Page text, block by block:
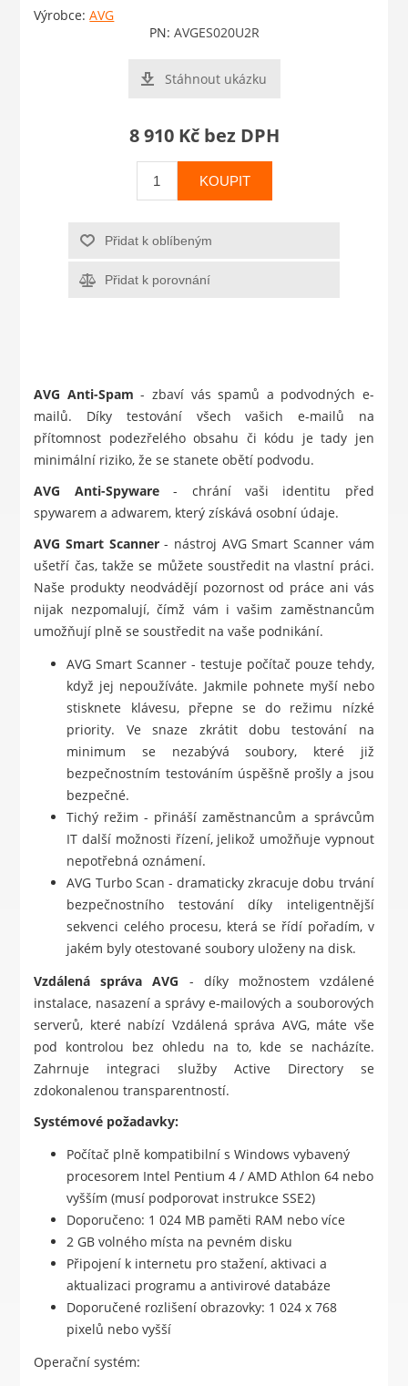
Výrobce: AVG
PN: AVGES020U2R
Stáhnout ukázku
8 910 Kč bez DPH
KOUPIT
Přidat k oblíbeným
Přidat k porovnání
AVG Anti-Spam - zbaví vás spamů a podvodných e-
mailů. Díky testování všech vašich e-mailů na
přítomnost podezřelého obsahu či kódu je tady jen
minimální riziko, že se stanete obětí podvodu.
AVG Anti-Spyware- chrání vaši identitu před
spywarem a adwarem, který získává osobní údaje.
AVG Smart Scanner- nástroj AVG Smart Scanner vám
ušetří čas, takže se můžete soustředit na vlastní práci.
Naše produkty neodvádějí pozornost od práce ani vás
nijak nezpomalují, čímž vám i vašim zaměstnancům
umožňují plně se soustředit na vaše podnikání.
AVG Smart Scanner - testuje počítač pouze tehdy,
když jej nepoužíváte. Jakmile pohnete myší nebo
stisknete klávesu, přepne se do režimu nízké
priority. Ve snaze zkrátit dobu testování na
minimum se nezabývá soubory, které již
bezpečnostním testováním úspěšně prošly a jsou
bezpečné.
Tichý režim - přináší zaměstnancům a správcům
IT další možnosti řízení, jelikož umožňuje vypnout
nepotřebná oznámení.
AVG Turbo Scan - dramaticky zkracuje dobu trvání
bezpečnostního testování díky inteligentnější
sekvenci celého procesu, která se řídí pořadím, v
jakém byly otestované soubory uloženy na disk.
Vzdálená správa AVG - díky možnostem vzdálené
instalace, nasazení a správy e-mailových a souborových
serverů, které nabízí Vzdálená správa AVG, máte vše
pod kontrolou bez ohledu na to, kde se nacházíte.
Zahrnuje integraci služby Active Directory se
zdokonalenou transparentností.
Systémové požadavky:
Počítač plně kompatibilní s Windows vybavený
procesorem Intel Pentium 4 / AMD Athlon 64 nebo
vyšším (musí podporovat instrukce SSE2)
Doporučeno: 1 024 MB paměti RAM nebo více
2 GB volného místa na pevném disku
Připojení k internetu pro stažení, aktivaci a
aktualizaci programu a antivirové databáze
Doporučené rozlišení obrazovky: 1 024 x 768
pixelů nebo vyšší
Operační systém: